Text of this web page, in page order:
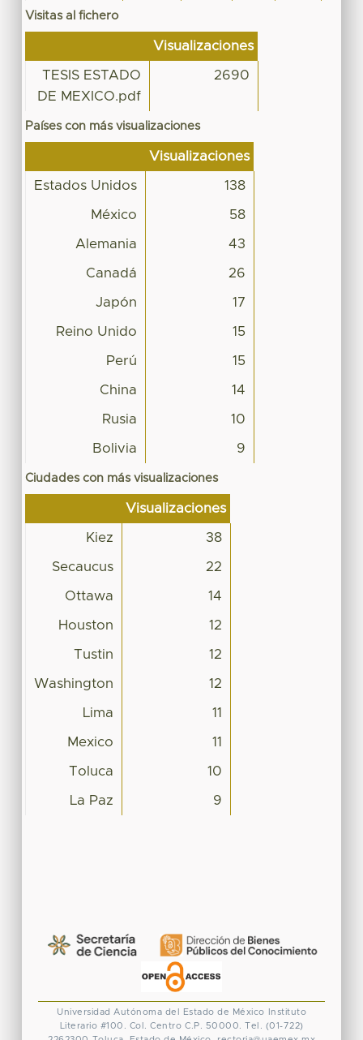
Visitas al fichero
Visualizaciones
TESIS ESTADO
DE MEXICO.pdf
2690
Países con más visualizaciones
Visualizaciones
Estados Unidos 138
México 58
Alemania 43
Canadá 26
Japón 17
Reino Unido 15
Perú 15
China 14
Rusia 10
Bolivia 9
Ciudades con más visualizaciones
Visualizaciones
Kiez 38
Secaucus 22
Ottawa 14
Houston 12
Tustin 12
Washington 12
Lima 11
Mexico 11
Toluca 10
La Paz 9
Universidad Autónoma del Estado de México
Instituto
Literario #100. Col. Centro C.P. 50000. Tel. (01-722)